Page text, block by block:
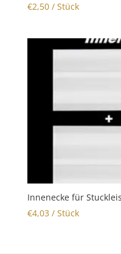
€2,50/ Stück
Innenecke für
€4,03 / Stück